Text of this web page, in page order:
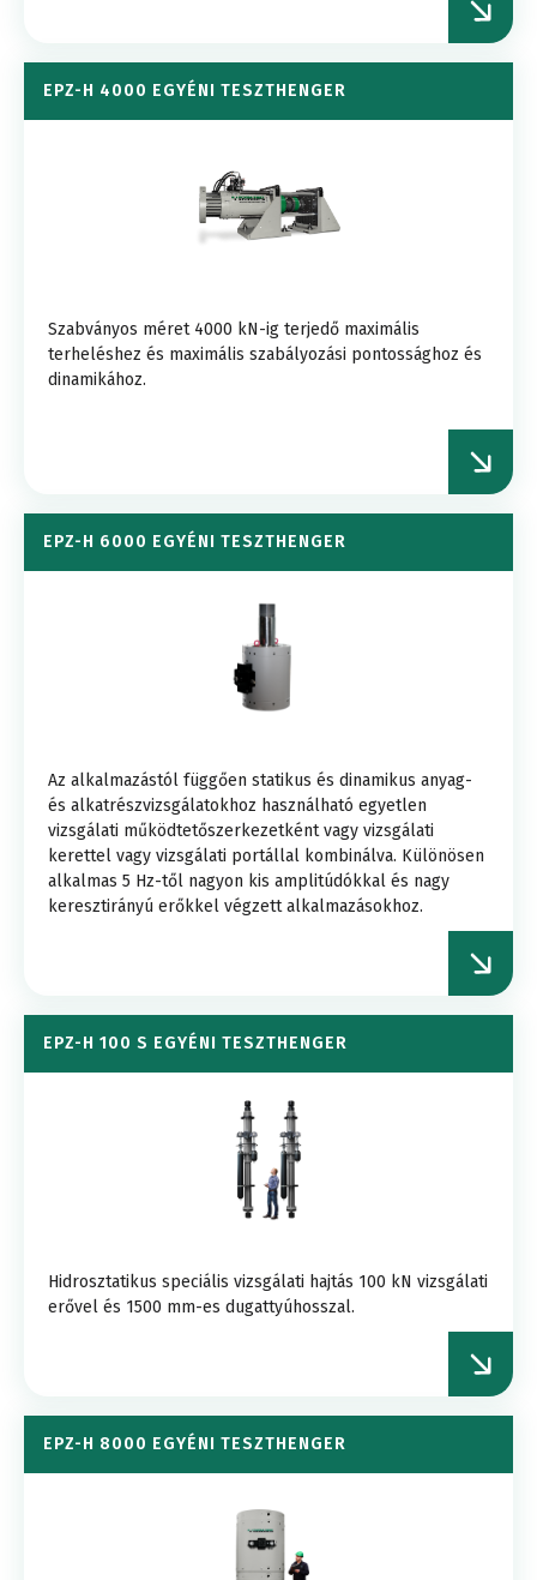
EPZ-H 4000 EGYÉNI TESZTHENGER
Szabványos méret 4000 kN-ig terjedő maximális
terheléshez és maximális szabályozási pontossághoz és
dinamikához.
EPZ-H 6000 EGYÉNI TESZTHENGER
Az alkalmazástól függően statikus és dinamikus anyag-
és alkatrészvizsgálatokhoz használható egyetlen
vizsgálati működtetőszerkezetként vagy vizsgálati
kerettel vagy vizsgálati portállal kombinálva. Különösen
alkalmas 5 Hz-től nagyon kis amplitúdókkal és nagy
keresztirányú erőkkel végzett alkalmazásokhoz.
EPZ-H 100 S EGYÉNI TESZTHENGER
Hidrosztatikus speciális vizsgálati hajtás 100 kN vizsgálati
erővel és 1500 mm-es dugattyúhosszal.
EPZ-H 8000 EGYÉNI TESZTHENGER